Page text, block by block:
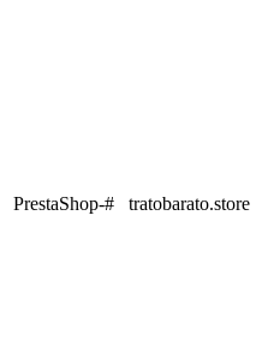
PrestaShop-# tratobarato.store